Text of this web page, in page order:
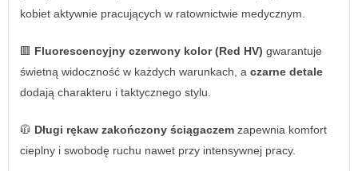
kobiet aktywnie pracujących w ratownictwie medycznym.
🟥 Fluorescencyjny czerwony kolor (Red HV) gwarantuje
świetną widoczność w każdych warunkach, a czarne detale
dodają charakteru i taktycznego stylu.
🧥 Długi rękaw zakończony ściągaczem zapewnia komfort
cieplny i swobodę ruchu nawet przy intensywnej pracy.